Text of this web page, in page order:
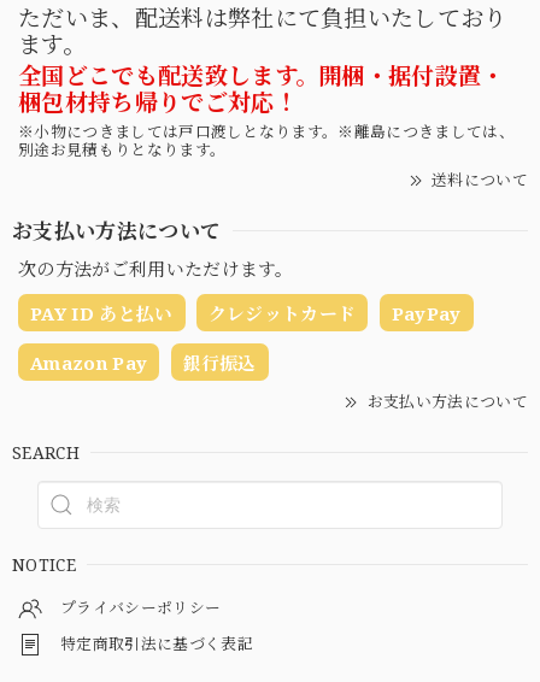
ただいま、配送料は弊社にて負担いたしており
ます。
全国どこでも配送致します。開梱・据付設置・
梱包材持ち帰りでご対応！
※小物につきましては戸口渡しとなります。※離島につきましては、
別途お見積もりとなります。
送料について
お支払い方法について
次の方法がご利用いただけます。
PAY ID あと払い
クレジットカード PayPay
Amazon Pay 銀行振込
お支払い方法について
SEARCH
NOTICE
プライバシーポリシー
特定商取引法に基づく表記